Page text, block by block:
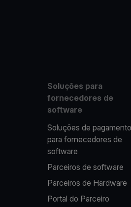
Soluções para
fornecedores de
software
Soluções de pagamento
para fornecedores de
software
Parceiros de software
Parceiros de Hardware
Portal do Parceiro